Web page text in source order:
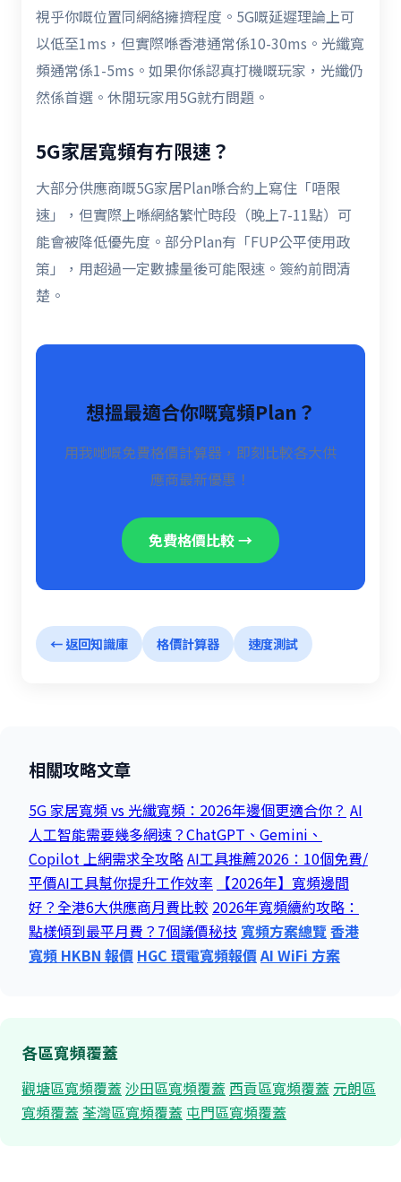
視乎你嘅位置同網絡擁擠程度。5G嘅延遲理論上可
以低至1ms，但實際喺香港通常係10-30ms。光纖寬
頻通常係1-5ms。如果你係認真打機嘅玩家，光纖仍
然係首選。休閒玩家用5G就冇問題。
5G家居寬頻有冇限速？
大部分供應商嘅5G家居Plan喺合約上寫住「唔限
速」，但實際上喺網絡繁忙時段（晚上7-11點）可
能會被降低優先度。部分Plan有「FUP公平使用政
策」，用超過一定數據量後可能限速。簽約前問清
楚。
想搵最適合你嘅寬頻Plan？
用我哋嘅免費格價計算器，即刻比較各大供
應商最新優惠！
免費格價比較 →
← 返回知識庫 格價計算器 速度測試
相關攻略文章
5G 家居寬頻 vs 光纖寬頻：2026年邊個更適合你？ AI
人工智能需要幾多網速？ChatGPT、Gemini、
Copilot 上網需求全攻略AI工具推薦2026：10個免費/
平價AI工具幫你提升工作效率 【2026年】寬頻邊間
好？全港6大供應商月費比較 2026年寬頻續約攻略：
點樣傾到最平月費？7個議價秘技 寬頻方案總覽香港
寬頻 HKBN 報價 HGC 環電寬頻報價AI WiFi 方案
各區寬頻覆蓋
觀塘區寬頻覆蓋沙田區寬頻覆蓋 西貢區寬頻覆蓋 元朗區
寬頻覆蓋 荃灣區寬頻覆蓋 屯門區寬頻覆蓋